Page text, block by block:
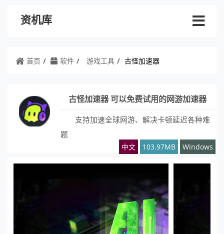
资机库
首页 软件 游戏工具 古怪加速器
古怪加速器 可以免费试用的网游加速器
支持加速全球网游、解决卡顿延迟各种难
题
中文 103.97MB Windows